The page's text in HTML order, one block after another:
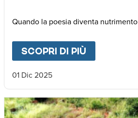
Quando la poesia diventa nutrimento
SCOPRI DI PIÙ
01 Dic 2025